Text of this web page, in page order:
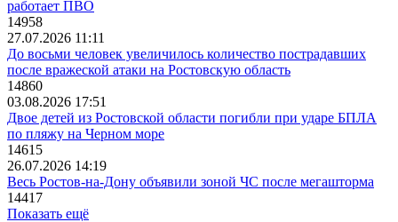
работает ПВО
14958
27.07.2026 11:11
До восьми человек увеличилось количество пострадавших
после вражеской атаки на Ростовскую область
14860
03.08.2026 17:51
Двое детей из Ростовской области погибли при ударе БПЛА
по пляжу на Черном море
14615
26.07.2026 14:19
Весь Ростов-на-Дону объявили зоной ЧС после мегашторма
14417
Показать ещё